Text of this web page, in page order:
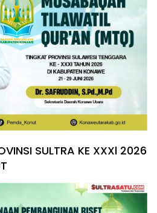
SULTRA KE XXXl 2026